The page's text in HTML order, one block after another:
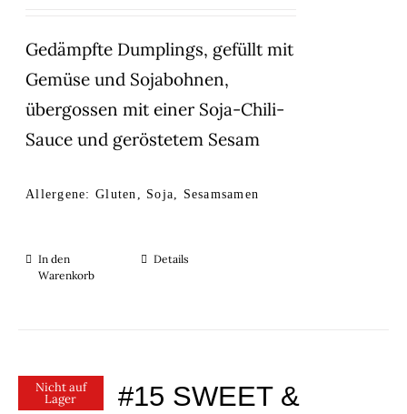
Gedämpfte Dumplings, gefüllt mit
Gemüse und Sojabohnen,
übergossen mit einer Soja-Chili-
Sauce und geröstetem Sesam
Allergene: Gluten, Soja, Sesamsamen
In den
Warenkorb
Details
Nicht auf
Lager
#15 SWEET &